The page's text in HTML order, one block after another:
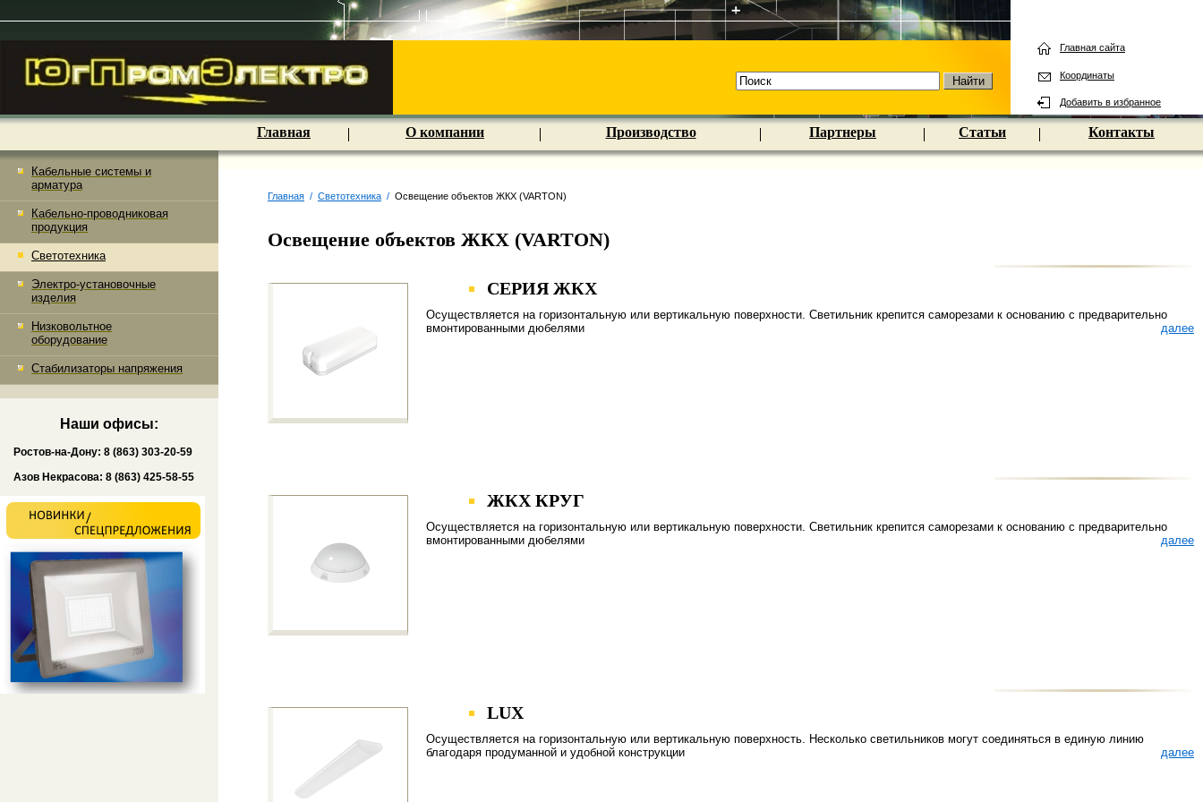
Главная сайта
Координаты
Добавить в избранное
Кабельные системы и
арматура
Кабельно-проводниковая
продукция
Светотехника
Электро-установочные
изделия
Низковольтное
оборудование
Стабилизаторы напряжения
Наши офисы:
Ростов-на-Дону: 8 (863) 303-20-59
Азов Некрасова: 8 (863) 425-58-55
Главная О компании Производство Партнеры Статьи Контакты
Главная / Светотехника / Освещение объектов ЖКХ (VARTON)
Освещение объектов ЖКХ (VARTON)
СЕРИЯ ЖКХ
Осуществляется на горизонтальную или вертикальную поверхности. Светильник крепится саморезами к основанию с предварительно
вмонтированными дюбелями
далее
ЖКХ КРУГ
Осуществляется на горизонтальную или вертикальную поверхности. Светильник крепится саморезами к основанию с предварительно
вмонтированными дюбелями
далее
LUX
Осуществляется на горизонтальную или вертикальную поверхность. Несколько светильников могут соединяться в единую линию
благодаря продуманной и удобной конструкции
далее